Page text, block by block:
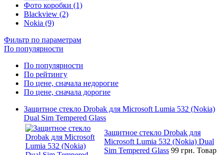
Фото коробки (1)
Blackview (2)
Nokia (9)
Фильтр по параметрам
По популярности
По популярности
По рейтингу
По цене, сначала недорогие
По цене, сначала дорогие
Защитное стекло Drobak для Microsoft Lumia 532 (Nokia)
Dual Sim Tempered Glass
Защитное стекло Drobak для
Microsoft Lumia 532 (Nokia) Dual
Sim Tempered Glass 99 грн. Товар